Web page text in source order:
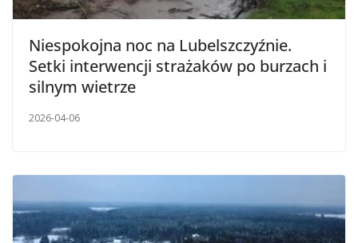
Niespokojna noc na Lubelszczyźnie.
Setki interwencji strażaków po burzach i
silnym wietrze
2026-04-06